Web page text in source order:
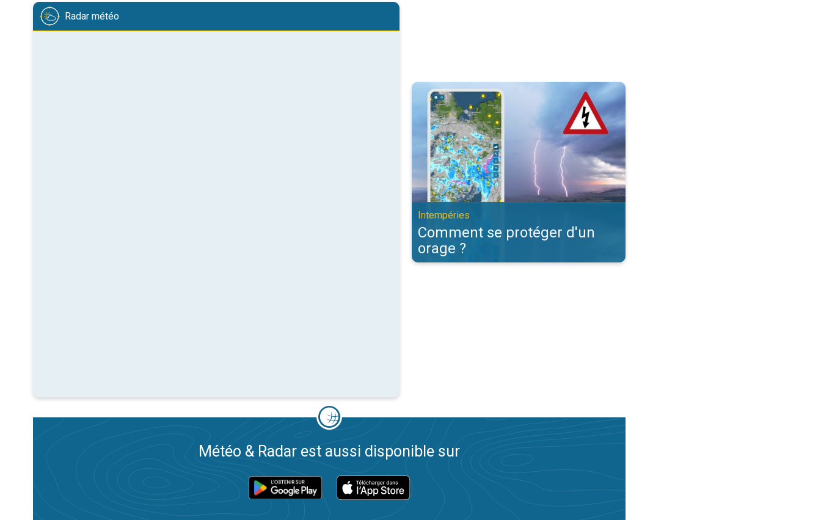
Radar météo
Comment se protéger d'un orage ?. Intempéries. . .
Intempéries
Comment se protéger d'un
orage ?
Météo & Radar est aussi disponible sur